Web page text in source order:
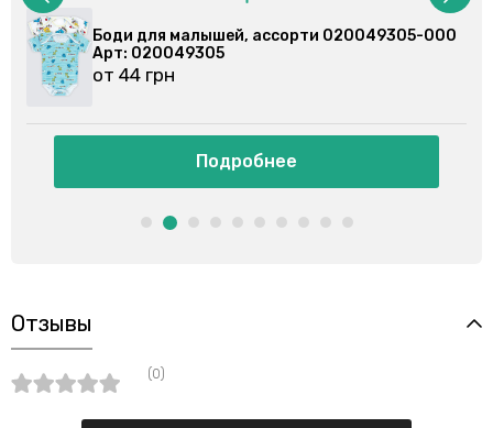
000
Боди для малышей, ассорти
Арт: 020079102
Подробнее
Отзывы
(0)